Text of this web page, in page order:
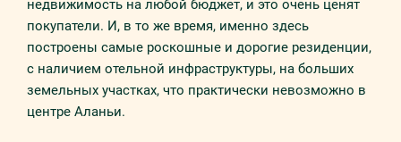
недвижимость на любой бюджет, и это очень ценят
покупатели. И, в то же время, именно здесь
построены самые роскошные и дорогие резиденции,
с наличием отельной инфраструктуры, на больших
земельных участках, что практически невозможно в
центре Аланьи.